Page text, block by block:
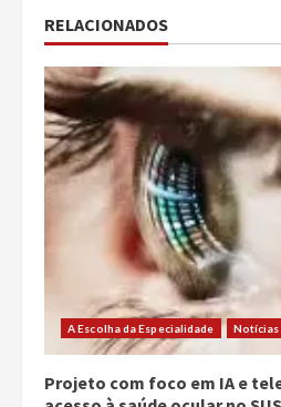
RELACIONADOS
A Escolha da Especialidade Notícias
Projeto com foco em IA e